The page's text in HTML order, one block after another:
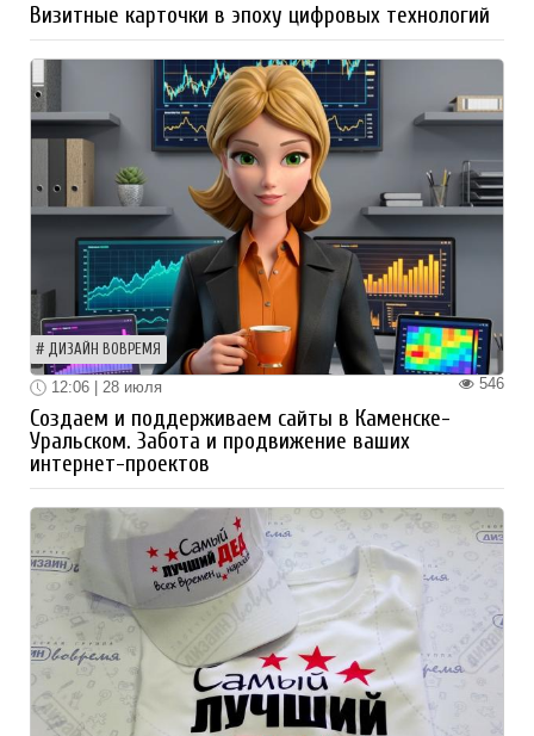
Визитные карточки в эпоху цифровых технологий
ДИЗАЙН ВОВРЕМЯ
546
12:06 | 28 июля
Создаем и поддерживаем сайты в Каменске-
Уральском. Забота и продвижение ваших
интернет-проектов